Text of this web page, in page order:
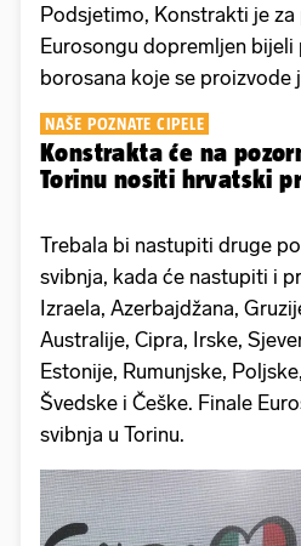
Podsjetimo, Konstrakti je
Eurosongu dopremljen
borosana koje se proizvode
NAŠE POZNATE CIPELE
Konstrakta će na
Torinu nositi hrvatski
Trebala bi nastupiti druge
svibnja, kada će nastupiti i
Izraela, Azerbajdžana,
Australije, Cipra, Irske,
Estonije, Rumunjske,
Švedske i Češke. Finale
svibnja u Torinu.